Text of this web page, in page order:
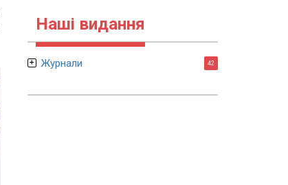
Наші видання
Журнали 42